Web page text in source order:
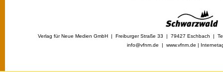
Verlag für Neue Medien GmbH | Freiburger Straße 33 | 79427 Eschbach |
info@vfnm.de | www.vfnm.de |